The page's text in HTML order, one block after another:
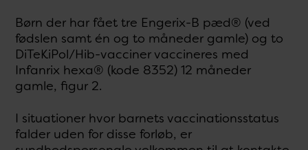
Børn der har fået tre Engerix-B pæd® (ved
fødslen samt én og to måneder gamle) og to
DiTeKiPol/Hib-vacciner vaccineres med
Infanrix hexa® (kode 8352) 12 måneder
gamle, figur 2.
I situationer hvor barnets vaccinationsstatus
falder uden for disse forløb, er